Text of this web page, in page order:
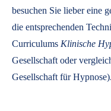
besuchen Sie lieber eine
die entsprechenden
Curriculums Klinische
Gesellschaft oder
Gesellschaft für Hypnose).